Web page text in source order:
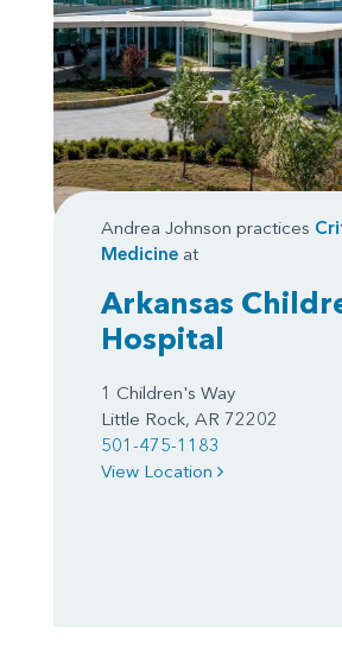
Andrea Johnson practices
Medicine at
Arkansas
Hospital
1 Children's Way
Little Rock, AR 72202
501-475-1183
View Location